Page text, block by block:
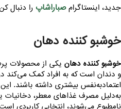
جدید، اینستاگرام صباراشاپ را دنبال
خوشبو کننده دهان
خوشبو کننده دهانیکی از محصولات
و دندان است که به افراد کمک
اعتمادبه‌نفس بیشتری داشته باشند.
به‌دلیل مصرف غذاهای معطر،
نامطبوع می‌شوند، انتخابی کاربردی